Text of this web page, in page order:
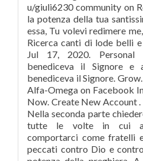
u/giuli6230 community on
la potenza della tua
essa, Tu volevi redimere
Ricerca canti di lode belli
Jul 17, 2020. Personal
benediceva il Signore e
benediceva il Signore.
Alfa-Omega on Facebook
Now. Create New Account .
Nella seconda parte
tutte le volte in cui
comportarci come fratelli
peccati contro Dio e